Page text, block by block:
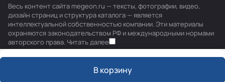
В корзину
Весь контент сайта megeon.ru — тексты, фотографии, видео,
дизайн страниц и структура каталога — является
интеллектуальной собственностью компании. Эти материалы
охраняются законодательством РФ и международными нормами
авторского права. Читать далее